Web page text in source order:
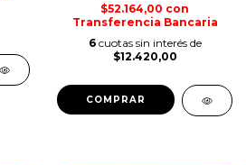
$52.164,00 con
Transferencia Bancaria
6 cuotas sin interés de
$12.420,00
COMPRAR